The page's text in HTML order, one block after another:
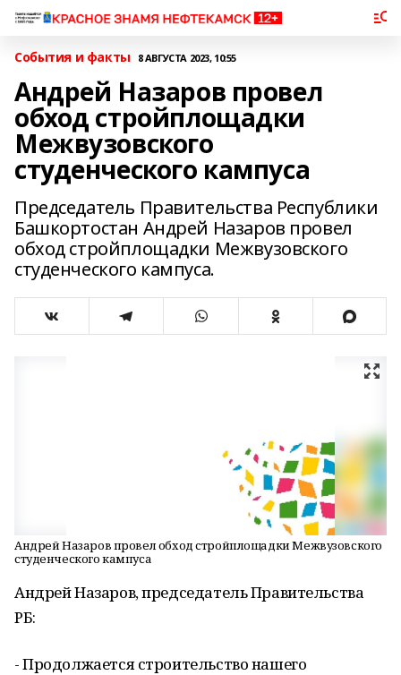
События и факты 8 АВГУСТА 2023, 10:55
Андрей Назаров провел
обход стройплощадки
Межвузовского
студенческого кампуса
Председатель Правительства Республики
Башкортостан Андрей Назаров провел
обход стройплощадки Межвузовского
студенческого кампуса.
Андрей Назаров провел обход стройплощадки Межвузовского
студенческого кампуса
Андрей Назаров,председатель Правительства
РБ:
- Продолжается строительство нашего